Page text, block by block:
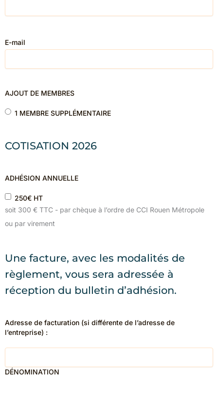
E-mail
AJOUT DE MEMBRES
1 MEMBRE SUPPLÉMENTAIRE
COTISATION 2026
ADHÉSION ANNUELLE
250€ HT
soit 300 € TTC - par chèque à l’ordre de CCI Rouen Métropole
ou par virement
Une facture, avec les modalités de
règlement, vous sera adressée à
réception du bulletin d’adhésion.
Adresse de facturation (si différente de l’adresse de
l’entreprise) :
DÉNOMINATION